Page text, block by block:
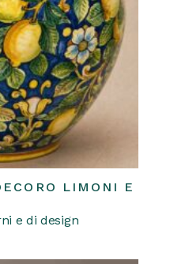
QUOTE
LIMONI E
e di design